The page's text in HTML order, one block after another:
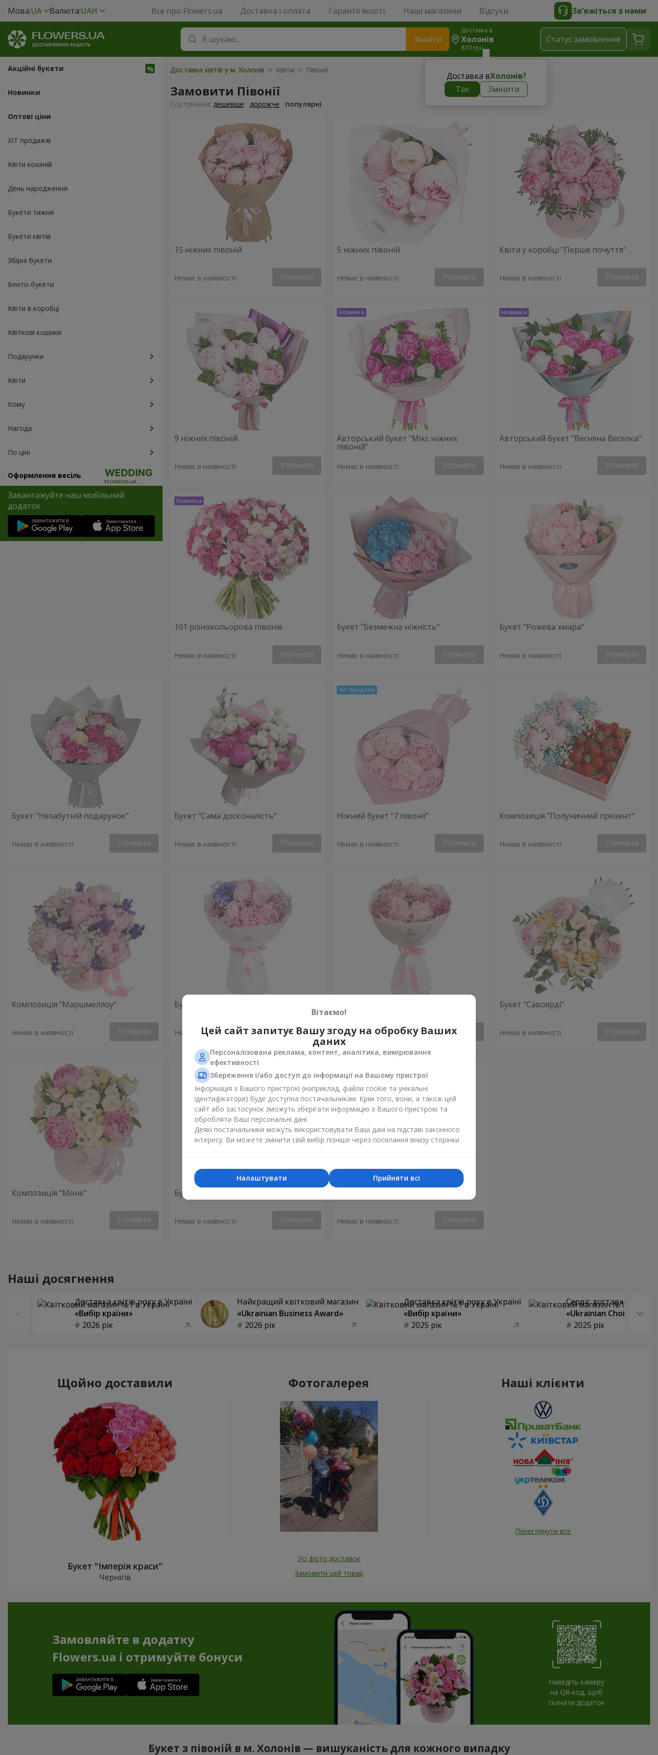
Мова:UA Валюта:UAH Все про Flowers.ua Доставка і оплата Гарантії якості Наші магазини Відгуки Зв’яжіться з нами
Знайти
Доставка в
Холонів
870 грн
Доставка вХолонів?
Так
Змінити
Статус замовлення
Акційні букети
Новинки
Оптові ціни
ХІТ продажів
Квіти коханій
День народження
Букети тижня
Букети квітів
Збірні букети
Бенто-букети
Квіти в коробці
Квіткові кошики
Подарунки
Квіти
Кому
Нагода
По ціні
Оформлення весіль
Завантажуйте наш мобільний
додаток
Доставка квітів у м. Холонів > Квіти > Півонії
Замовити Півонії
Сортування: дешевше дорожче популярні
15 ніжних півоній
Немає в наявності Уточнити
5 ніжних півоній
Немає в наявності Уточнити
Квіти у коробці "Перше почуття"
Немає в наявності Уточнити
9 ніжних півоній
Немає в наявності Уточнити
Авторський букет "Мікс ніжних
півоній"
Немає в наявності Уточнити
Авторський букет "Весняна Веселка"
Немає в наявності Уточнити
101 різнокольорова півонія
Немає в наявності Уточнити
Букет "Безмежна ніжність"
Немає в наявності Уточнити
Букет "Рожева хмара"
Немає в наявності Уточнити
Букет "Незабутній подарунок"
Немає в наявності Уточнити
Букет "Сама досконалість"
Немає в наявності Уточнити
Ніжний букет "7 півонії"
Немає в наявності Уточнити
Композиція "Полуничний презент"
Немає в наявності Уточнити
Композиція "Маршмеллоу"
Немає в наявності Уточнити
Букет «Ранок у Спечлі»
Немає в наявності Уточнити Немає в наявності Уточнити
Букет "Савоярді"
Немає в наявності Уточнити
Композиція "Моне"
Немає в наявності Уточнити
Букет "Почуй моє серце"
Немає в наявності Уточнити Немає в наявності Уточнити
Наші досягнення
Доставка квітів року в Україні
«Вибір країни»
2026 рік
Найкращий квітковий магазин
«Ukrainian Business Award»
2026 рік
Доставка квітів року в Україні
«Вибір країни»
2025 рік
Сервіс доставки квітів
«Ukrainian Choice»
2025 рік
Щойно доставили
Букет "Імперія краси"
Чернігів
Фотогалерея
Усі фото доставок
Замовити цей товар
Наші клієнти
Переглянути все
Замовляйте в додатку
Flowers.ua і отримуйте бонуси
Наведіть камеру
на QR-код, щоб
скачати додаток
Букет з півоній в м. Холонів — вишуканість для кожного випадку
Вітаємо!
Цей сайт запитує Вашу згоду на обробку Ваших
даних
Персоналізована реклама, контент, аналітика, вимірювання
ефективності
Збереження і/або доступ до інформації на Вашому пристрої
Інформація з Вашого пристрою (наприклад, файли cookie та унікальні
ідентифікатори) буде доступна постачальникам. Крім того, вони, а також цей
сайт або застосунок зможуть зберігати інформацію з Вашого пристрою та
обробляти Ваші персональні дані.
Деякі постачальники можуть використовувати Ваші дані на підставі законного
інтересу. Ви можете змінити свій вибір пізніше через посилання внизу сторінки.
Прийняти всі
Налаштувати